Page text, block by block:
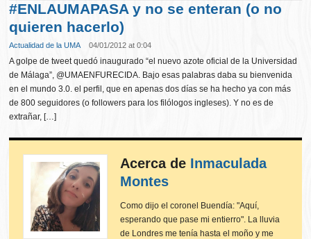
#ENLAUMAPASA y no se enteran (o no
quieren hacerlo)
Actualidad de la UMA 04/01/2012 at 0:04
A golpe de tweet quedó inaugurado “el nuevo azote oficial de la Universidad
de Málaga”, @UMAENFURECIDA. Bajo esas palabras daba su bienvenida
en el mundo 3.0. el perfil, que en apenas dos días se ha hecho ya con más
de 800 seguidores (o followers para los filólogos ingleses). Y no es de
extrañar, […]
Acerca de Inmaculada
Montes
Como dijo el coronel Buendía: "Aquí,
esperando que pase mi entierro". La lluvia
de Londres me tenía hasta el moño y me